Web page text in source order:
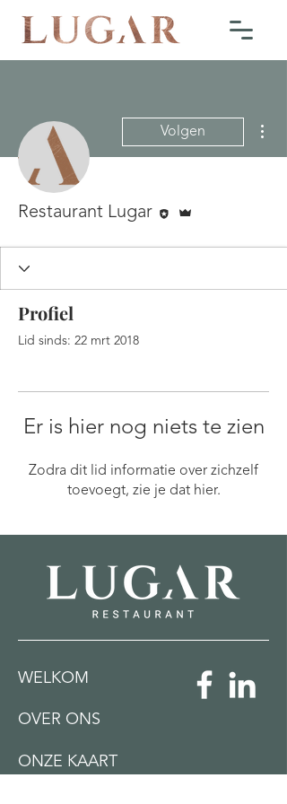
Volgen
Restaurant Lugar
Profiel
Lid sinds: 22 mrt 2018
Er is hier nog niets te zien
Zodra dit lid informatie over zichzelf
toevoegt, zie je dat hier.
WELKOM
OVER ONS
ONZE KAART